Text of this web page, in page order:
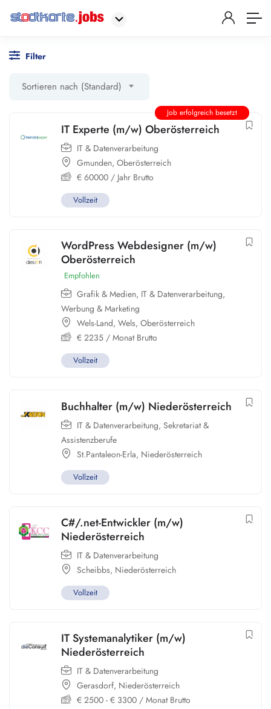
Filter
Sortieren nach (Standard)
IT Experte (m/w) Oberösterreich
Job erfolgreich besetzt
IT & Datenverarbeitung
Gmunden, Oberösterreich
€ 60000 / Jahr Brutto
Vollzeit
WordPress Webdesigner (m/w)
Oberösterreich
Empfohlen
Grafik & Medien, IT & Datenverarbeitung,
Werbung & Marketing
Wels-Land, Wels, Oberösterreich
€ 2235 / Monat Brutto
Vollzeit
Buchhalter (m/w) Niederösterreich
IT & Datenverarbeitung, Sekretariat &
Assistenzberufe
St.Pantaleon-Erla, Niederösterreich
Vollzeit
C#/.net-Entwickler (m/w)
Niederösterreich
IT & Datenverarbeitung
Scheibbs, Niederösterreich
Vollzeit
IT Systemanalytiker (m/w)
Niederösterreich
IT & Datenverarbeitung
Gerasdorf, Niederösterreich
€ 2500 - € 3300 / Monat Brutto